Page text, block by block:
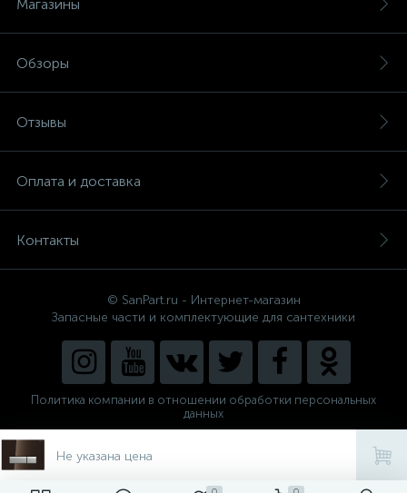
Не указана цена
Магазины
Обзоры
Отзывы
Оплата и доставка
Контакты
© SanPart.ru - Интернет-магазин
Запасные части и комплектующие для сантехники
Политика компании в отношении обработки персональных
данных